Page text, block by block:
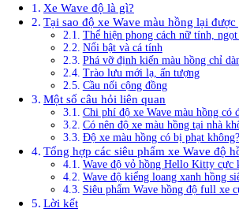
Xe Wave độ là gì?
Tại sao độ xe Wave màu hồng lại được
Thể hiện phong cách nữ tính, ngọt
Nổi bật và cá tính
Phá vỡ định kiến màu hồng chỉ
Trào lưu mới lạ, ấn tượng
Cầu nối cộng đồng
Một số câu hỏi liên quan
Chi phí độ xe Wave màu hồng có
Có nên độ xe màu hồng tại nhà
Độ xe màu hồng có bị phạt không?
Tổng hợp các siêu phẩm xe Wave độ
Wave độ vỏ hồng Hello Kitty cực
Wave độ kiểng loang xanh hồng
Siêu phẩm Wave hồng độ full xe
Lời kết